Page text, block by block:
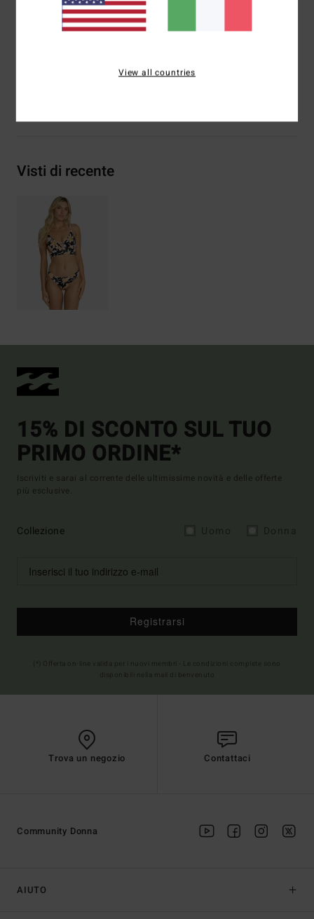
Chiusura:pullover
Marcatura:logo ricamato
Visti di recente
15% DI SCONTO SUL TUO
PRIMO ORDINE*
Iscriviti e sarai al corrente delle ultimissime novità e delle offerte
più esclusive.
Collezione
Registrarsi
Trova un negozio Contattaci
AIUTO
Community Donna
View all countries